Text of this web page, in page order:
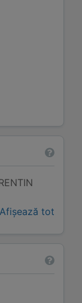
Afișează tot